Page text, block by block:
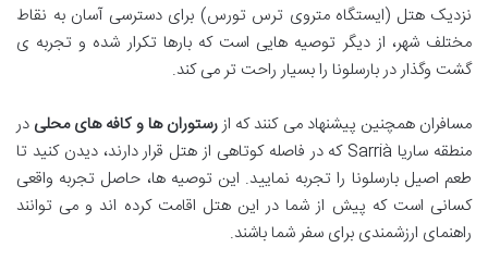
نزدیک هتل (ایستگاه متروی ترس تورس) برای دسترسی آسان به نقاط
مختلف شهر، از دیگر توصیه هایی است که بارها تکرار شده و تجربه ی
گشت وگذار در بارسلونا را بسیار راحت تر می کند.
مسافران همچنین پیشنهاد می کنند که ازرستوران ها و کافه های محلی در
منطقه ساریا Sarrià که در فاصله کوتاهی از هتل قرار دارند، دیدن کنید تا
طعم اصیل بارسلونا را تجربه نمایید. این توصیه ها، حاصل تجربه واقعی
کسانی است که پیش از شما در این هتل اقامت کرده اند و می توانند
راهنمای ارزشمندی برای سفر شما باشند.